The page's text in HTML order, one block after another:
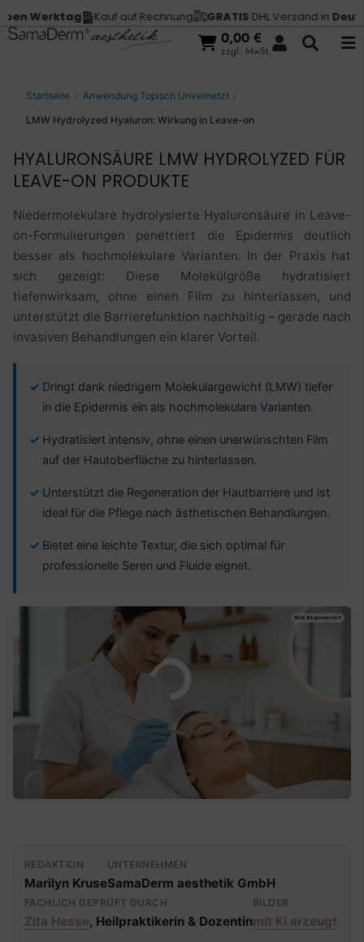
Kauf auf Rechnung GRATISDHL Versand in
0,00 €
zzgl. MwSt.
Startseite Anwendung Topisch Unvernetzt
LMW Hydrolyzed Hyaluron: Wirkung in Leave-on
HYALURONSÄURE LMW HYDROLYZED FÜR
LEAVE-ON PRODUKTE
Niedermolekulare hydrolysierte Hyaluronsäure in Leave-
on-Formulierungen penetriert die Epidermis deutlich
besser als hochmolekulare Varianten. In der Praxis hat
sich gezeigt: Diese Molekülgröße hydratisiert
tiefenwirksam, ohne einen Film zu hinterlassen, und
unterstützt die Barrierefunktion nachhaltig – gerade nach
invasiven Behandlungen ein klarer Vorteil.
Dringt dank niedrigem Molekulargewicht (LMW) tiefer
in die Epidermis ein als hochmolekulare Varianten.
Hydratisiert intensiv, ohne einen unerwünschten Film
auf der Hautoberfläche zu hinterlassen.
Unterstützt die Regeneration der Hautbarriere und ist
ideal für die Pflege nach ästhetischen Behandlungen.
Bietet eine leichte Textur, die sich optimal für
professionelle Seren und Fluide eignet.
REDAKTION
Marilyn Kruse
UNTERNEHMEN
SamaDerm aesthetik GmbH
FACHLICH GEPRÜFT DURCH
Zita Hesse, Heilpraktikerin & Dozentin
BILDER
mit KI erzeugt